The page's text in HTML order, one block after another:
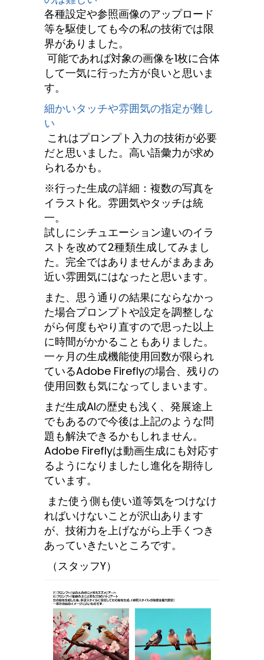
各種設定や参照画像のアップロード
等を駆使しても今の私の技術では限
界がありました。
可能であれば対象の画像を1枚に合体
して一気に行った方が良いと思いま
す。
細かいタッチや雰囲気の指定が難し
い
これはプロンプト入力の技術が必要
だと思いました。高い語彙力が求め
られるかも。
※行った生成の詳細：複数の写真を
イラスト化。雰囲気やタッチは統
一。
試しにシチュエーション違いのイラ
ストを改めて2種類生成してみまし
た。完全ではありませんがまあまあ
近い雰囲気にはなったと思います。
また、思う通りの結果にならなかっ
た場合プロンプトや設定を調整しな
がら何度もやり直すので思った以上
に時間がかかることもありました。
一ヶ月の生成機能使用回数が限られ
ているAdobe Fireflyの場合、残りの
使用回数も気になってしまいます。
まだ生成AIの歴史も浅く、発展途上
でもあるので今後は上記のような問
題も解決できるかもしれません。
Adobe Fireflyは動画生成にも対応す
るようになりましたし進化を期待し
ています。
また使う側も使い道等気をつけなけ
ればいけないことが沢山あります
が、技術力を上げながら上手くつき
あっていきたいところです。
（スタッフY）